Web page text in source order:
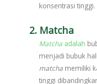
konsentrasi tinggi.
2. Matcha
Matcha adalah
menjadi bubuk
matcha memiliki
tinggi